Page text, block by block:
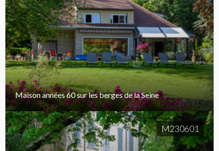
Maison années 60 sur les berges de la Seine
M230601